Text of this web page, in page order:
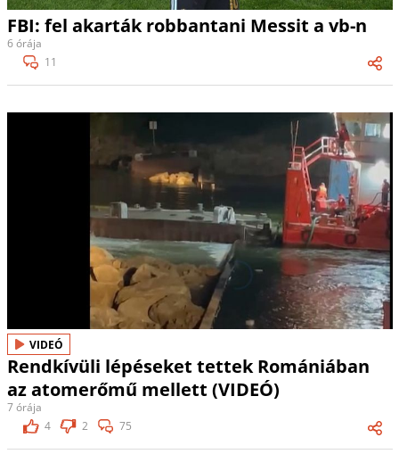
FBI: fel akarták robbantani Messit a vb-n
6 órája
11
VIDEÓ
Rendkívüli lépéseket tettek Romániában
az atomerőmű mellett (VIDEÓ)
7 órája
4
2 75